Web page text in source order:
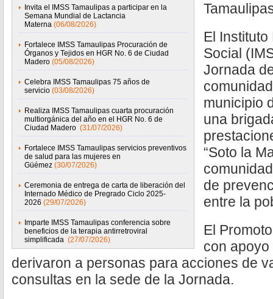
Invita el IMSS Tamaulipas a participar en la
Semana Mundial de Lactancia
Materna (06/08/2026)
Fortalece IMSS Tamaulipas Procuración de
Órganos y Tejidos en HGR No. 6 de Ciudad
Madero (05/08/2026)
Celebra IMSS Tamaulipas 75 años de
servicio (03/08/2026)
Realiza IMSS Tamaulipas cuarta procuración
multiorgánica del año en el HGR No. 6 de
Ciudad Madero (31/07/2026)
Fortalece IMSS Tamaulipas servicios preventivos
de salud para las mujeres en
Güémez (30/07/2026)
Ceremonia de entrega de carta de liberación del
Internado Médico de Pregrado Ciclo 2025-
2026 (29/07/2026)
Imparte IMSS Tamaulipas conferencia sobre
beneficios de la terapia antirretroviral
simplificada (27/07/2026)
El
Social
Jornada
municipio
una
“Soto la
de
entre la
El
con
derivaron a personas para acciones de
consultas en la sede de la Jornada.